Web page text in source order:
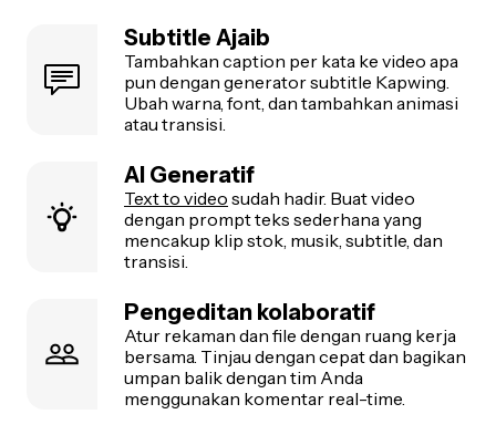
Subtitle Ajaib
Tambahkan caption per kata ke video apa
pun dengan generator subtitle Kapwing.
Ubah warna, font, dan tambahkan animasi
atau transisi.
AI Generatif
Text to video sudah hadir. Buat video
dengan prompt teks sederhana yang
mencakup klip stok, musik, subtitle, dan
transisi.
Pengeditan kolaboratif
Atur rekaman dan file dengan ruang kerja
bersama. Tinjau dengan cepat dan bagikan
umpan balik dengan tim Anda
menggunakan komentar real-time.